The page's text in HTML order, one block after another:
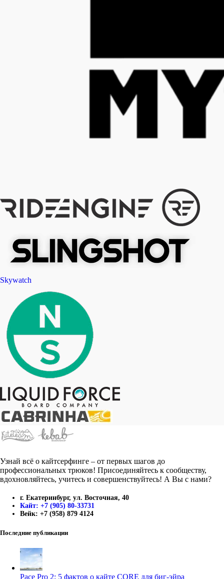
Skywatch
Узнай всё о кайтсерфинге – от первых шагов до
профессиональных трюков! Присоединяйтесь к сообществу,
вдохновляйтесь, учитесь и совершенствуйтесь! А Вы с нами?
г. Екатеринбург, ул. Восточная, 40
Кайт: +7 (905) 80-33731
Вейк: +7 (958) 879 4124
Последние публикации
Pace Pro 2: 5 фактов о кайте CORE для биг-эйра